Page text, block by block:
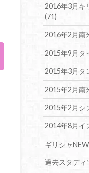
2016年3月キ
(71)
2016年2月南
2015年9月タ
2015年3月タ
2015年2月南
2015年2月シ
2014年8月イ
ギリシャ
過去スタデ